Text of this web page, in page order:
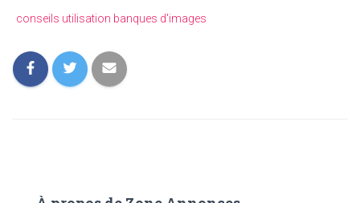
conseils utilisation banques d'images